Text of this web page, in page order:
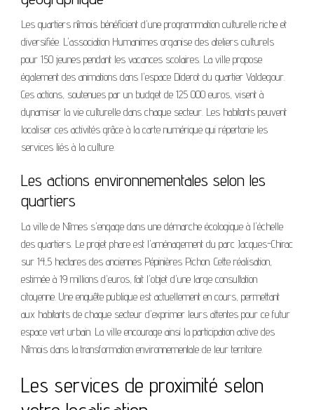
Les quartiers nîmois bénéficient d'une programmation culturelle riche et
diversifiée. L'association Humanimes organise des ateliers culturels
pour 150 jeunes pendant les vacances scolaires. La ville propose
également des animations dans l'espace Diderot du quartier Valdegour.
Ces actions, soutenues par un budget de 125 000 euros, visent à
dynamiser la vie culturelle dans chaque secteur. Les habitants peuvent
localiser ces activités grâce à la carte numérique qui répertorie les
services liés à la culture.
Les actions environnementales selon les
quartiers
La ville de Nîmes s'engage dans une démarche écologique à l'échelle
des quartiers. Le projet phare est l'aménagement du parc Jacques-Chirac
sur 14,5 hectares des anciennes Pépinières Pichon. Cette réalisation,
estimée à 19 millions d'euros, fait l'objet d'une large consultation
citoyenne. Une enquête publique est actuellement en cours, permettant
aux habitants de chaque secteur d'exprimer leurs attentes pour ce futur
espace vert urbain. La ville encourage ainsi la participation active des
Nîmois dans la transformation environnementale de leur territoire.
Les services de proximité selon